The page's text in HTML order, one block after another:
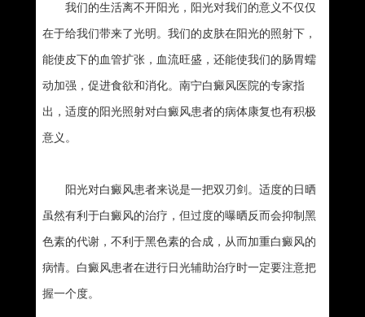
我们的生活离不开阳光，阳光对我们的意义不仅仅
在于给我们带来了光明。我们的皮肤在阳光的照射下，
能使皮下的血管扩张，血流旺盛，还能使我们的肠胃蠕
动加强，促进食欲和消化。南宁白癜风医院的专家指
出，适度的阳光照射对白癜风患者的病体康复也有积极
意义。
阳光对白癜风患者来说是一把双刃剑。适度的日晒
虽然有利于白癜风的治疗，但过度的曝晒反而会抑制黑
色素的代谢，不利于黑色素的合成，从而加重白癜风的
病情。白癜风患者在进行日光辅助治疗时一定要注意把
握一个度。